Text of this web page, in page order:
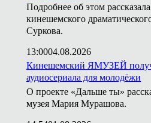
Подробнее об этом
кинешемского
Суркова.
13:0004.08.2026
Кинешемский ЯМУЗЕЙ
аудиосериала для молодёжи
О проекте «Дальше ты»
музея Мария Мурашова.